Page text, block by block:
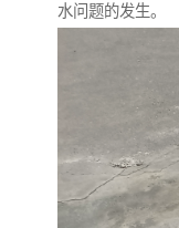
水问题的发生。